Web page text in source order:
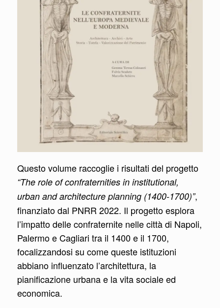
Questo volume raccoglie i risultati del progetto
“The role of confraternities in institutional,
urban and architecture planning (1400-1700)”,
finanziato dal PNRR 2022. Il progetto esplora
l’impatto delle confraternite nelle città di Napoli,
Palermo e Cagliari tra il 1400 e il 1700,
focalizzandosi su come queste istituzioni
abbiano influenzato l’architettura, la
pianificazione urbana e la vita sociale ed
economica.